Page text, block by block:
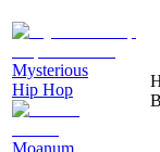
Mysterious
Hip Hop
Moanum